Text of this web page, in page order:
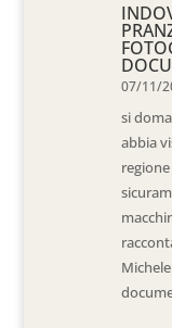
07/11/
si
abbia